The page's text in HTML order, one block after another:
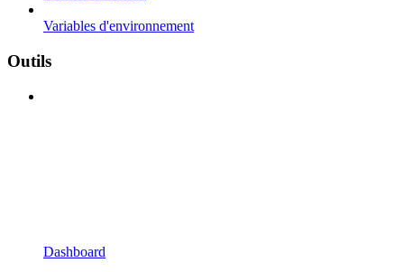
Variables d'environnement
Outils
Dashboard